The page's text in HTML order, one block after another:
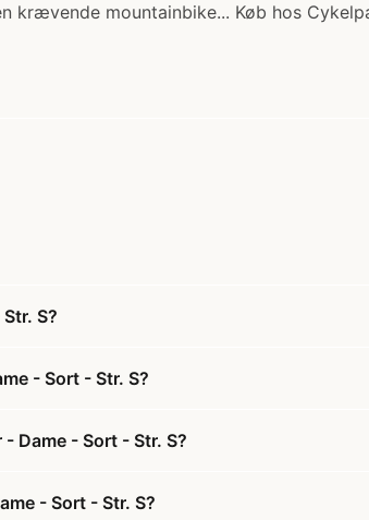
krævende mountainbike... Køb hos
S?
- Sort - Str. S?
Dame - Sort - Str. S?
- Sort - Str. S?